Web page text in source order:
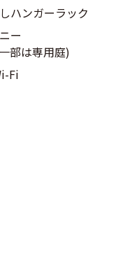
ハンガーラック
ー
部は専用庭)
Fi